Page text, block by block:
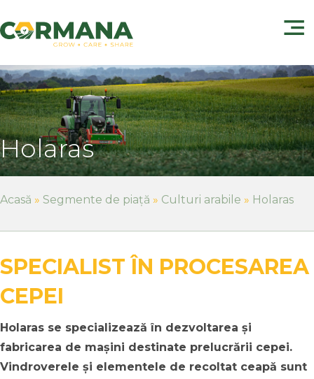
Holaras
Acasă » Segmente de piață » Culturi arabile » Holaras
SPECIALIST ÎN PROCESAREA
CEPEI
Holaras se specializează în dezvoltarea și
fabricarea de mașini destinate prelucrării cepei.
Vindroverele și elementele de recoltat ceapă sunt